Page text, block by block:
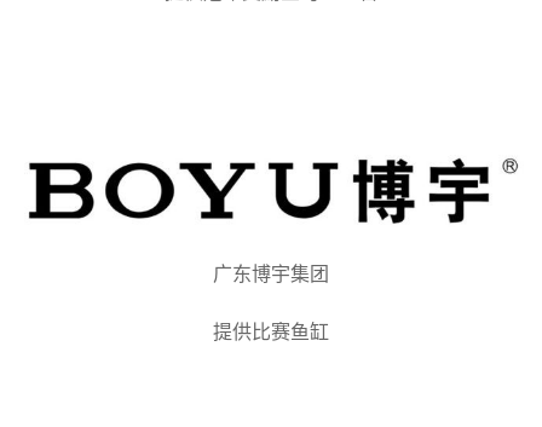
广东博宇集团
提供比赛鱼缸